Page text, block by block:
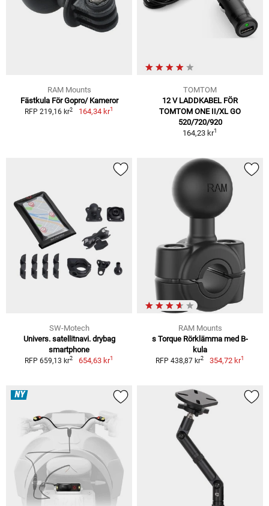
RAM Mounts
Fästkula För Gopro/ Kameror
RFP 219,16 kr2 164,34 kr1
TOMTOM
12 V LADDKABEL FÖR
TOMTOM ONE II/XL GO
520/720/920
164,23 kr1
SW-Motech
Univers. satellitnavi. drybag
smartphone
RFP 659,13 kr2 654,63 kr1
RAM Mounts
s Torque Rörklämma med B-
kula
RFP 438,87 kr2 354,72 kr1
NY